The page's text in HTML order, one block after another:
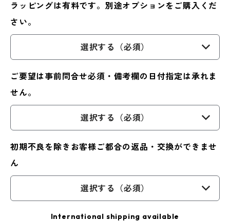
ラッピングは有料です。別途オプションをご購入くだ
さい。
選択する（必須）
ご要望は事前問合せ必須・備考欄の日付指定は承れま
せん。
選択する（必須）
初期不良を除きお客様ご都合の返品・交換ができませ
ん
選択する（必須）
International shipping available